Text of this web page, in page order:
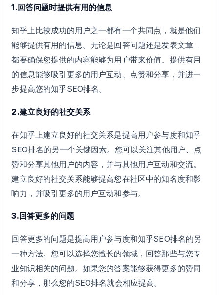
1.回答问题时提供有用的信息
知乎上比较成功的用户之一都有一个共同点，就是他们
能够提供有用的信息。无论是回答问题还是发表文章，
都要确保您提供的内容能够为用户带来价值。提供有用
的信息能够吸引更多的用户互动、点赞和分享，并进一
步提高您的知乎SEO排名。
2.建立良好的社交关系
在知乎上建立良好的社交关系是提高用户参与度和知乎
SEO排名的另一个关键因素。您可以关注其他用户、点
赞和分享其他用户的内容，并与其他用户互动和交流。
建立良好的社交关系能够提高您在社区中的知名度和影
响力，并吸引更多的用户互动和参与。
3.回答更多的问题
回答更多的问题是提高用户参与度和知乎SEO排名的另
一种方法。您可以选择您擅长的领域，回答那些与您专
业知识相关的问题。如果您的答案能够获得更多的赞同
和分享，那么您的SEO排名就会相应提高。